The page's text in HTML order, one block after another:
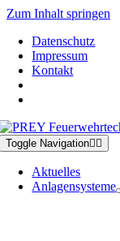
Zum Inhalt springen
Datenschutz
Impressum
Kontakt
Toggle Navigation
Aktuelles
Anlagensysteme